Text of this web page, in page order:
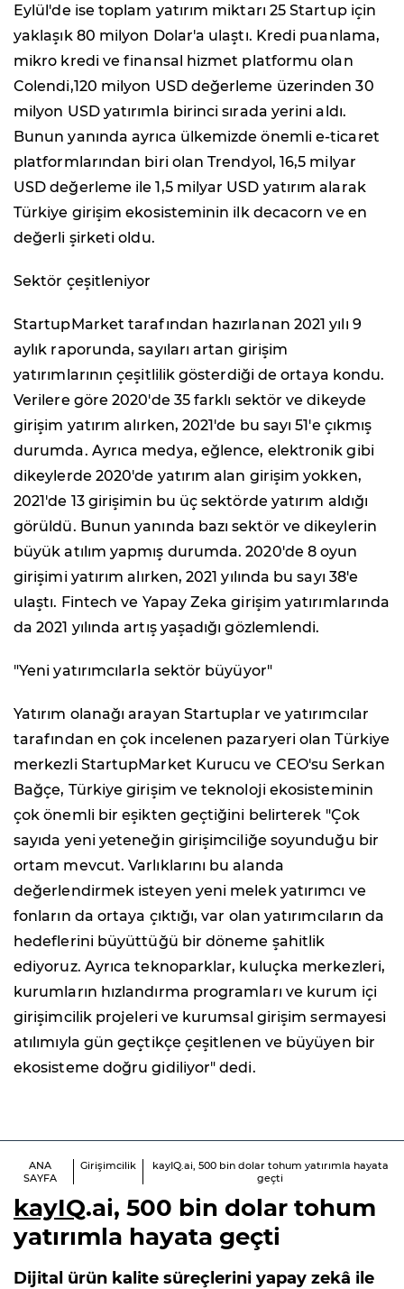
Eylül'de ise toplam yatırım miktarı 25 Startup için
yaklaşık 80 milyon Dolar'a ulaştı. Kredi puanlama,
mikro kredi ve finansal hizmet platformu olan
Colendi,120 milyon USD değerleme üzerinden 30
milyon USD yatırımla birinci sırada yerini aldı.
Bunun yanında ayrıca ülkemizde önemli e-ticaret
platformlarından biri olan Trendyol, 16,5 milyar
USD değerleme ile 1,5 milyar USD yatırım alarak
Türkiye girişim ekosisteminin ilk decacorn ve en
değerli şirketi oldu.
Sektör çeşitleniyor
StartupMarket tarafından hazırlanan 2021 yılı 9
aylık raporunda, sayıları artan girişim
yatırımlarının çeşitlilik gösterdiği de ortaya kondu.
Verilere göre 2020'de 35 farklı sektör ve dikeyde
girişim yatırım alırken, 2021'de bu sayı 51'e çıkmış
durumda. Ayrıca medya, eğlence, elektronik gibi
dikeylerde 2020'de yatırım alan girişim yokken,
2021'de 13 girişimin bu üç sektörde yatırım aldığı
görüldü. Bunun yanında bazı sektör ve dikeylerin
büyük atılım yapmış durumda. 2020'de 8 oyun
girişimi yatırım alırken, 2021 yılında bu sayı 38'e
ulaştı. Fintech ve Yapay Zeka girişim yatırımlarında
da 2021 yılında artış yaşadığı gözlemlendi.
"Yeni yatırımcılarla sektör büyüyor"
Yatırım olanağı arayan Startuplar ve yatırımcılar
tarafından en çok incelenen pazaryeri olan Türkiye
merkezli StartupMarket Kurucu ve CEO'su Serkan
Bağçe, Türkiye girişim ve teknoloji ekosisteminin
çok önemli bir eşikten geçtiğini belirterek "Çok
sayıda yeni yeteneğin girişimciliğe soyunduğu bir
ortam mevcut. Varlıklarını bu alanda
değerlendirmek isteyen yeni melek yatırımcı ve
fonların da ortaya çıktığı, var olan yatırımcıların da
hedeflerini büyüttüğü bir döneme şahitlik
ediyoruz. Ayrıca teknoparklar, kuluçka merkezleri,
kurumların hızlandırma programları ve kurum içi
girişimcilik projeleri ve kurumsal girişim sermayesi
atılımıyla gün geçtikçe çeşitlenen ve büyüyen bir
ekosisteme doğru gidiliyor" dedi.
ANA
SAYFA
Girişimcilik
kayIQ.ai, 500 bin dolar tohum yatırımla hayata
geçti
kayIQ.ai, 500 bin dolar tohum
yatırımla hayata geçti
Dijital ürün kalite süreçlerini yapay zekâ ile